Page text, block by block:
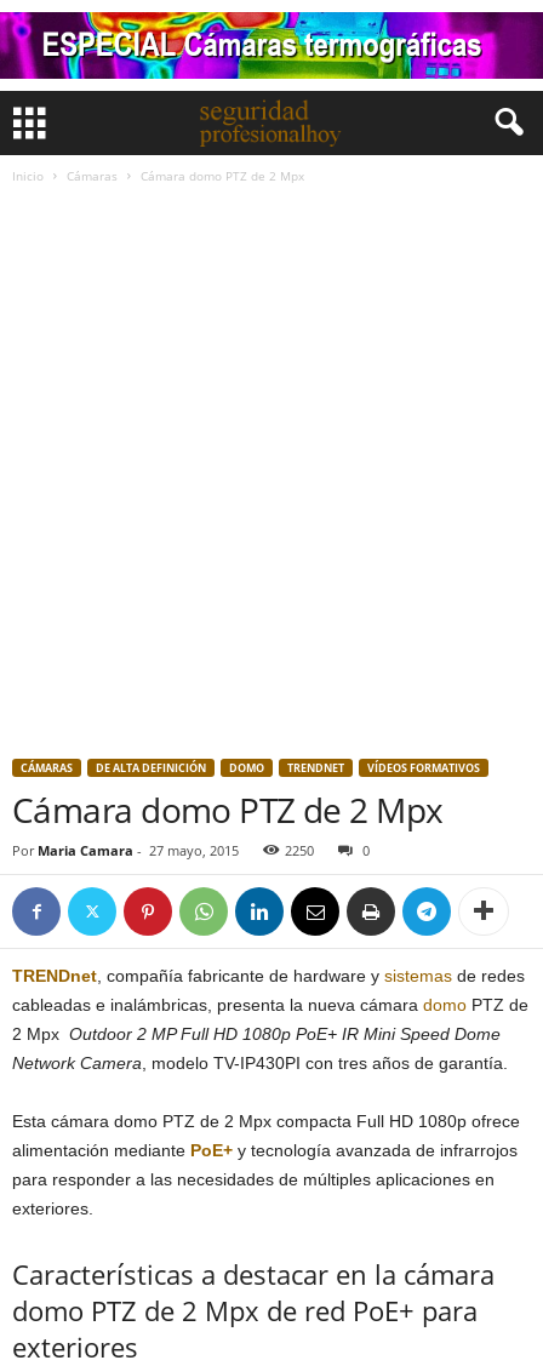
Inicio Cámaras Cámara domo PTZ de 2 Mpx
CÁMARAS DE ALTA DEFINICIÓN DOMO TRENDNET VÍDEOS FORMATIVOS
Cámara domo PTZ de 2 Mpx
Por Maria Camara - 27 mayo, 2015 2250 0
TRENDnet , compañía fabricante de hardware y sistemas de redes
cableadas e inalámbricas, presenta la nueva cámara domo PTZ de
2 Mpx Outdoor 2 MP Full HD 1080p PoE+ IR Mini Speed Dome
Network Camera , modelo TV-IP430PI con tres años de garantía.
Esta cámara domo PTZ de 2 Mpx compacta Full HD 1080p ofrece
alimentación mediante PoE+ y tecnología avanzada de infrarrojos
para responder a las necesidades de múltiples aplicaciones en
exteriores.
Características a destacar en la cámara
domo PTZ de 2 Mpx de red PoE+ para
exteriores